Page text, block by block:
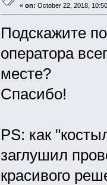
« on: October 22, 2018,
Подскажите
оператора
месте?
Спасибо!
PS: как
заглушил
красивого